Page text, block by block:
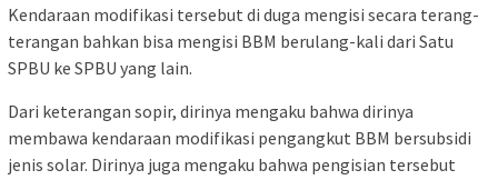
Kendaraan modifikasi tersebut di duga mengisi secara terang-
terangan bahkan bisa mengisi BBM berulang-kali dari Satu
SPBU ke SPBU yang lain.
Dari keterangan sopir, dirinya mengaku bahwa dirinya
membawa kendaraan modifikasi pengangkut BBM bersubsidi
jenis solar. Dirinya juga mengaku bahwa pengisian tersebut